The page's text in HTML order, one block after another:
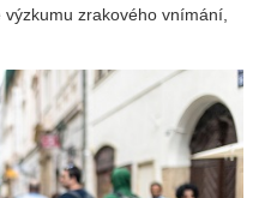
výzkumu zrakového vnímání,